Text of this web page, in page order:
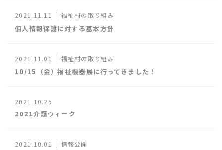
2021.11.11 福祉村の取り組み
個人情報保護に対する基本方針
2021.11.01 福祉村の取り組み
10/15（金）福祉機器展に行ってきました！
2021.10.25
2021介護ウィーク
2021.10.01 情報公開